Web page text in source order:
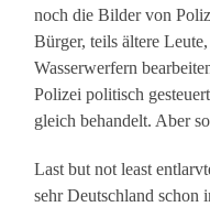
noch die Bilder von
Bürger, teils ältere
Wasserwerfern
Polizei politisch
gleich behandelt. Aber
Last but not least
sehr Deutschland schon